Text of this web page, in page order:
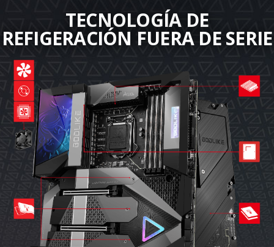
TECNOLOGÍA DE
REFIGERACIÓN FUERA DE SERIE